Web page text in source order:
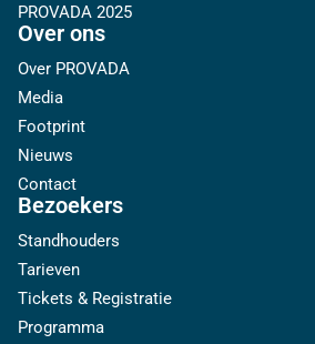
PROVADA 2025
Over ons
Over PROVADA
Media
Footprint
Nieuws
Contact
Bezoekers
Standhouders
Tarieven
Tickets & Registratie
Programma